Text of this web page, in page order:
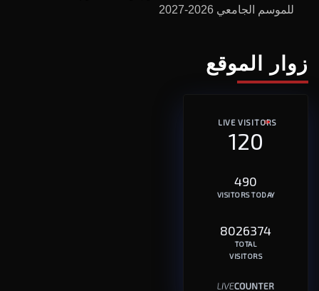
للموسم الجامعي 2026-2027
زوار الموقع
LIVE VISITORS
120
490
VISITORS TODAY
8026374
TOTAL
VISITORS